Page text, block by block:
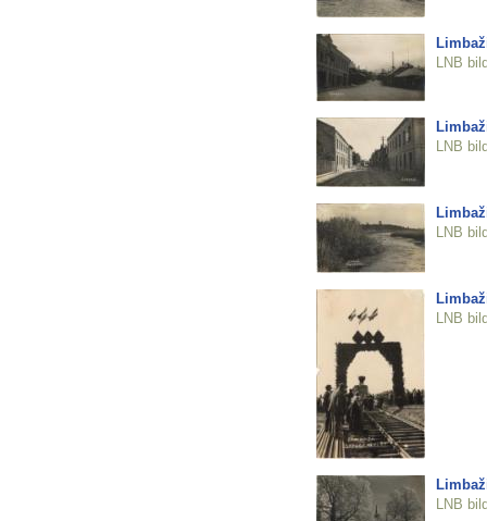
LNB
LNB
LNB
LNB
LNB